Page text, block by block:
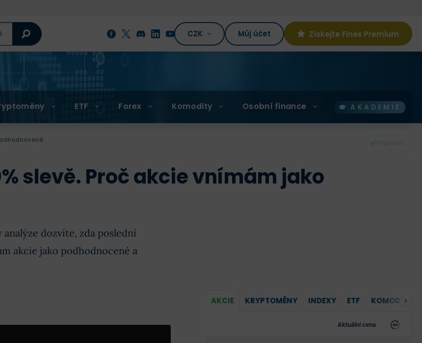
CZK Můj účet Získejte Finex Premium
ETF Forex Komodity Osobní finance AKADEMIE
slevě. Proč akcie vnímám jako
dozvíte, zda poslední
akcie jako podhodnocené a
AKCIE KRYPTOMĚNY INDEXY ETF KOMODITY
Aktuální cena